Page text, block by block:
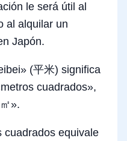
le será útil al
al alquilar un
Japón.
(平米) significa
cuadrados»,
».
cuadrados equivale